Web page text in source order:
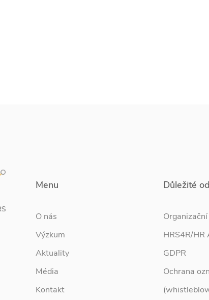
Menu
O nás
Výzkum
Aktuality
Média
Kontakt
Důležité
HRS4R/HR
GDPR
Ochrana